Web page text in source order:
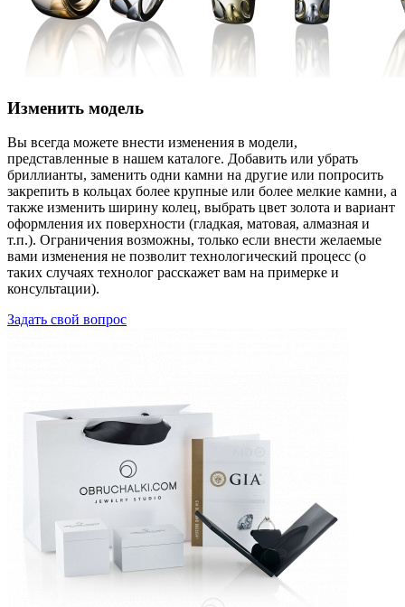
Изменить модель
Вы всегда можете внести изменения в модели,
представленные в нашем каталоге. Добавить или убрать
бриллианты, заменить одни камни на другие или попросить
закрепить в кольцах более крупные или более мелкие камни, а
также изменить ширину колец, выбрать цвет золота и вариант
оформления их поверхности (гладкая, матовая, алмазная и
т.п.). Ограничения возможны, только если внести желаемые
вами изменения не позволит технологический процесс (о
таких случаях технолог расскажет вам на примерке и
консультации).
Задать свой вопрос